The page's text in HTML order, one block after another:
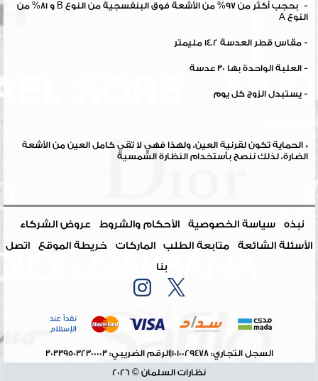
- بحجب أكثر من 97% من الأشعة فوق البنفسجية من النوع B و 81% من
النوع A
- مقاس قطر العدسة 14.2 مليمتر
- العلبة الواحدة بها 30 عدسة
- يستبدل الزوج كل يوم
* الحماية تكون لقرنية العين، ولهذا فهي لا تقي كامل العين من الأشعة
الضارة، لذلك ننصح بأستخدام النظارة الشمسية
نبذه سياسة الخصوصية الأحكام والشروط
عروض الشركاء
الأسئلة الشائعة
متابعة الطلب الماركات خريطة الموقع
اتصل
بنا
السجل التجاري: 1010029478 |الرقم الضريبي: 303395032300003
نظارات السلمان © 2026